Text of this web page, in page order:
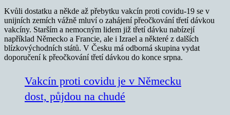
Kvůli dostatku a někde až přebytku vakcín proti covidu-19 se v
unijních zemích vážně mluví o zahájení přeočkování třetí dávkou
vakcíny. Starším a nemocným lidem již třetí dávku nabízejí
například Německo a Francie, ale i Izrael a některé z dalších
blízkovýchodních států. V Česku má odborná skupina vydat
doporučení k přeočkování třetí dávkou do konce srpna.
Vakcín proti covidu je v Německu
dost, půjdou na chudé